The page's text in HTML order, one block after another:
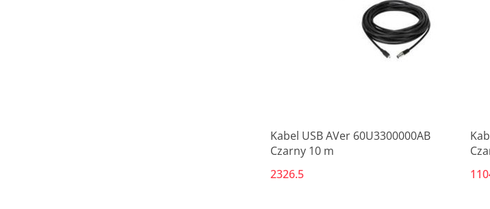
Produkt niedostępny
Kabel USB AVer 60U3300000AB
Czarny 10 m
2326.5